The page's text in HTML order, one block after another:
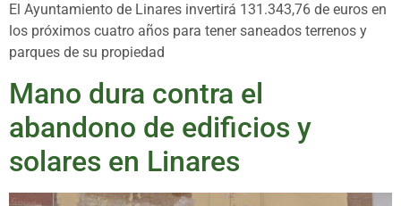
El Ayuntamiento de Linares invertirá 131.343,76 de euros en
los próximos cuatro años para tener saneados terrenos y
parques de su propiedad
Mano dura contra el
abandono de edificios y
solares en Linares